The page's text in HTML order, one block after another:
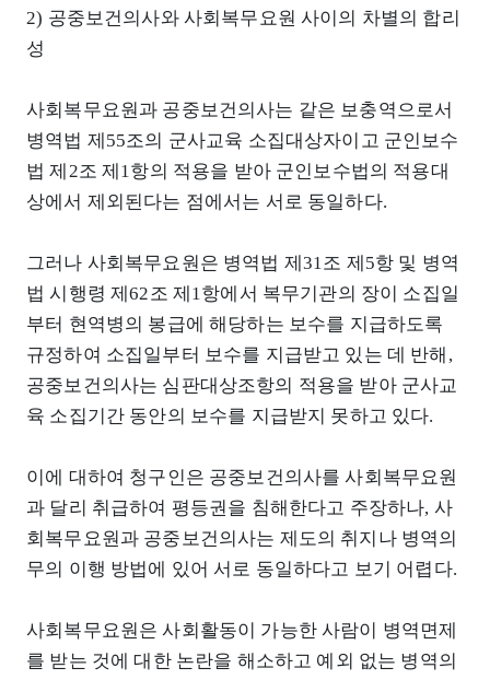
2) 공중보건의사와 사회복무요원 사이의 차별의 합리
성
사회복무요원과 공중보건의사는 같은 보충역으로서
병역법 제55조의 군사교육 소집대상자이고 군인보수
법 제2조 제1항의 적용을 받아 군인보수법의 적용대
상에서 제외된다는 점에서는 서로 동일하다.
그러나 사회복무요원은 병역법 제31조 제5항 및 병역
법 시행령 제62조 제1항에서 복무기관의 장이 소집일
부터 현역병의 봉급에 해당하는 보수를 지급하도록
규정하여 소집일부터 보수를 지급받고 있는 데 반해,
공중보건의사는 심판대상조항의 적용을 받아 군사교
육 소집기간 동안의 보수를 지급받지 못하고 있다.
이에 대하여 청구인은 공중보건의사를 사회복무요원
과 달리 취급하여 평등권을 침해한다고 주장하나, 사
회복무요원과 공중보건의사는 제도의 취지나 병역의
무의 이행 방법에 있어 서로 동일하다고 보기 어렵다.
사회복무요원은 사회활동이 가능한 사람이 병역면제
를 받는 것에 대한 논란을 해소하고 예외 없는 병역의